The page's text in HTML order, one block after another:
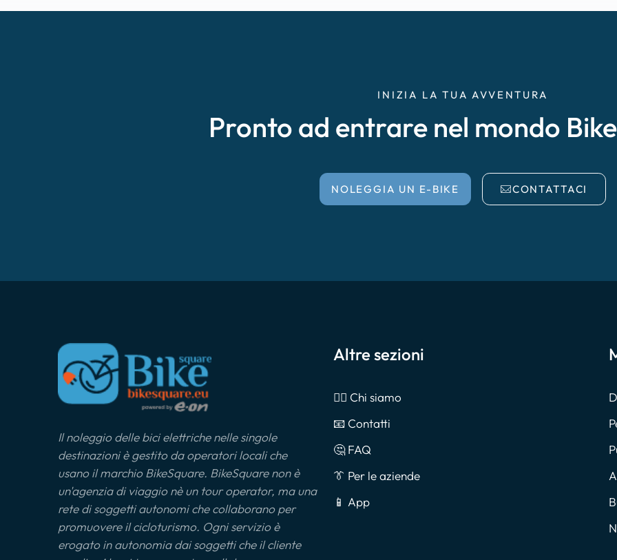
INIZIA LA TUA AVVENTURA
Pronto ad entrare nel mondo
NOLEGGIA UN E-BIKE CONTATTACI
Il noleggio delle bici elettriche nelle singole
destinazioni è gestito da operatori locali che
usano il marchio BikeSquare. BikeSquare non è
un'agenzia di viaggio nè un tour operator, ma una
rete di soggetti autonomi che collaborano per
promuovere il cicloturismo. Ogni servizio è
erogato in autonomia dai soggetti che il cliente
Altre sezioni
🙎‍♂️ Chi siamo
📧 Contatti
🤔 FAQ
👔 Per le aziende
📱 App